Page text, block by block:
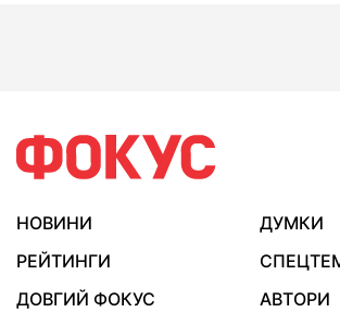
НОВИНИ
ДУМКИ
РЕЙТИНГИ
ДОВГИЙ ФОКУС
АВТОРИ